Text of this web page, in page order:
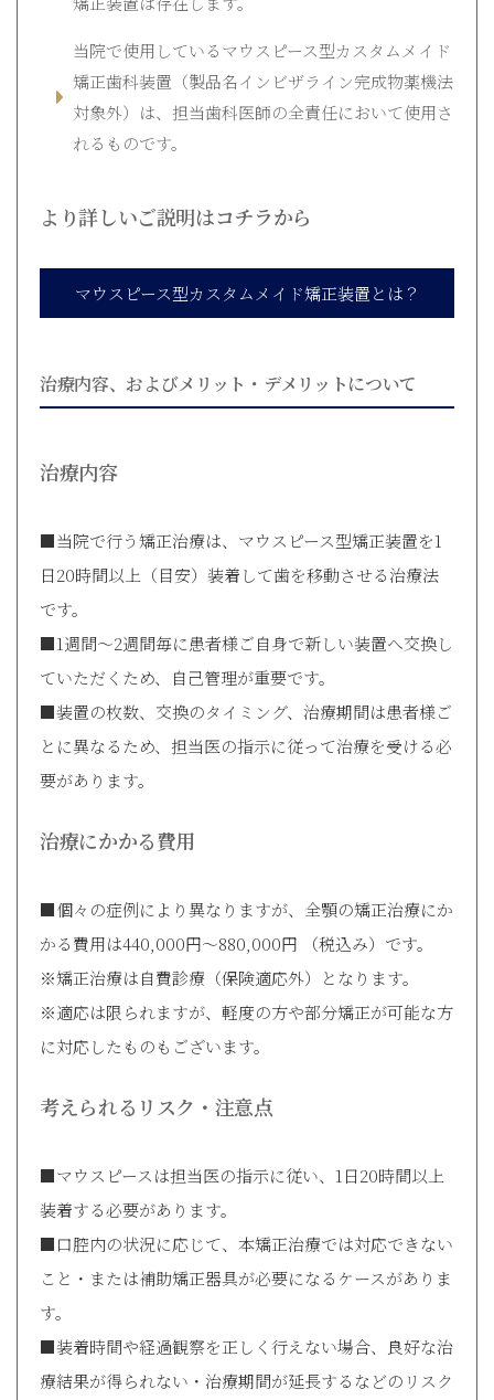
当院で使用しているマウスピース型カスタムメイド
矯正歯科装置（製品名インビザライン完成物薬機法
対象外）は、担当歯科医師の全責任において使用さ
れるものです。
より詳しいご説明はコチラから
マウスピース型カスタムメイド矯正装置とは？
治療内容、およびメリット・デメリットについて
治療内容
■当院で行う矯正治療は、マウスピース型矯正装置を1
日20時間以上（目安）装着して歯を移動させる治療法
です。
■1週間～2週間毎に患者様ご自身で新しい装置へ交換し
ていただくため、自己管理が重要です。
■装置の枚数、交換のタイミング、治療期間は患者様ご
とに異なるため、担当医の指示に従って治療を受ける必
要があります。
治療にかかる費用
■個々の症例により異なりますが、全顎の矯正治療にか
かる費用は440,000円～880,000円 （税込み）です。
※矯正治療は自費診療（保険適応外）となります。
※適応は限られますが、軽度の方や部分矯正が可能な方
に対応したものもございます。
考えられるリスク・注意点
■マウスピースは担当医の指示に従い、1日20時間以上
装着する必要があります。
■口腔内の状況に応じて、本矯正治療では対応できない
こと・または補助矯正器具が必要になるケースがありま
す。
■装着時間や経過観察を正しく行えない場合、良好な治
療結果が得られない・治療期間が延長するなどのリスク